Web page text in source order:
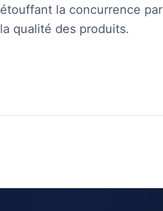
étouffant la concurrence par
la qualité des produits.